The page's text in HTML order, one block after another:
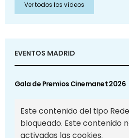
Ver todos los vídeos
EVENTOS MADRID
Gala de Premios Cinemanet 2026
Este contenido del tipo
bloqueado. Este contenido
activadas las cookies.